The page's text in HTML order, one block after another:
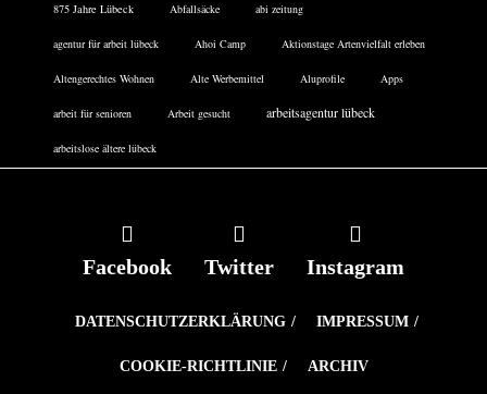
875 Jahre Lübeck Abfallsäcke abi zeitung
agentur für arbeit lübeck Ahoi Camp Aktionstage Artenvielfalt erleben
Altengerechtes Wohnen Alte Werbemittel Aluprofile Apps
arbeit für senioren Arbeit gesucht arbeitsagentur lübeck
arbeitslose ältere lübeck
Facebook Twitter Instagram
DATENSCHUTZERKLÄRUNG IMPRESSUM
COOKIE-RICHTLINIE ARCHIV